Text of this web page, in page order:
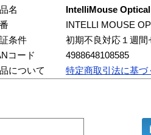
名
IntelliMouse Optical
INTELLI MOUSE
条件
初期不良対応１週間
コード
4988648108585
について
特定商取引法に基づ